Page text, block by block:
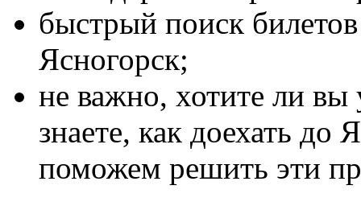
быстрый поиск
Ясногорск;
не важно, хотите ли вы
знаете, как доехать до
поможем решить эти